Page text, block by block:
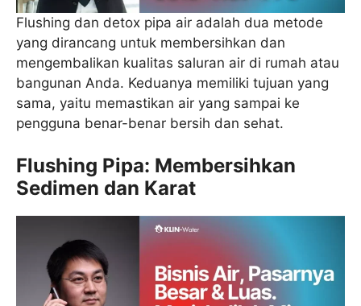
Flushing dan detox pipa air adalah dua metode
yang dirancang untuk membersihkan dan
mengembalikan kualitas saluran air di rumah atau
bangunan Anda. Keduanya memiliki tujuan yang
sama, yaitu memastikan air yang sampai ke
pengguna benar-benar bersih dan sehat.
Flushing Pipa: Membersihkan
Sedimen dan Karat